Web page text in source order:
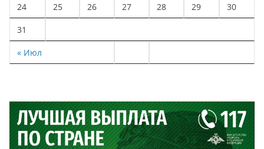
« Июл
24 25 26 27 28 29 30
31